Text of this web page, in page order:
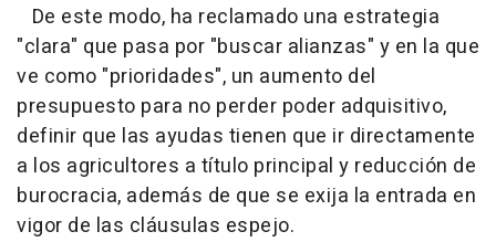
De este modo, ha reclamado una estrategia
"clara" que pasa por "buscar alianzas" y en la que
ve como "prioridades", un aumento del
presupuesto para no perder poder adquisitivo,
definir que las ayudas tienen que ir directamente
a los agricultores a título principal y reducción de
burocracia, además de que se exija la entrada en
vigor de las cláusulas espejo.